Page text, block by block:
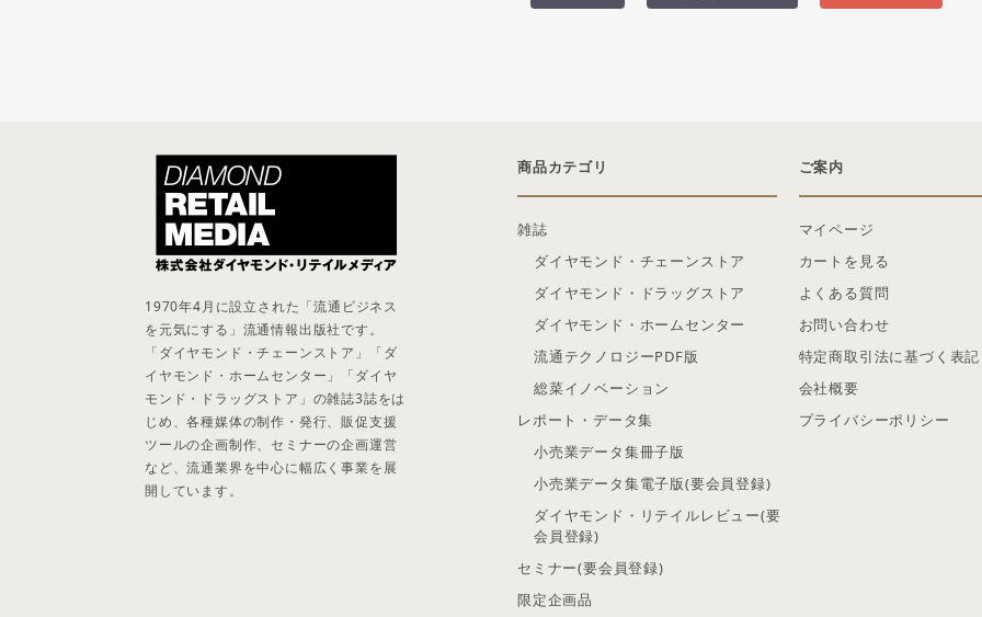
商品カテゴリ
雑誌
ダイヤモンド・チェーンストア
ダイヤモンド・ドラッグストア
ダイヤモンド・ホームセンター
流通テクノロジーPDF版
総菜イノベーション
レポート・データ集
小売業データ集冊子版
小売業データ集電子版(要会員登録)
ダイヤモンド・リテイルレビュー(要
会員登録)
セミナー(要会員登録)
限定企画品
ご案内
マイページ
カートを見る
よくある質問
お問い合わせ
特定商取引法に基づく表記
会社概要
プライバシーポリシー
1970年4月に設立された「流通ビジネス
を元気にする」流通情報出版社です。
「ダイヤモンド・チェーンストア」「ダ
イヤモンド・ホームセンター」「ダイヤ
モンド・ドラッグストア」の雑誌3誌をは
じめ、各種媒体の制作・発行、販促支援
ツールの企画制作、セミナーの企画運営
など、流通業界を中心に幅広く事業を展
開しています。